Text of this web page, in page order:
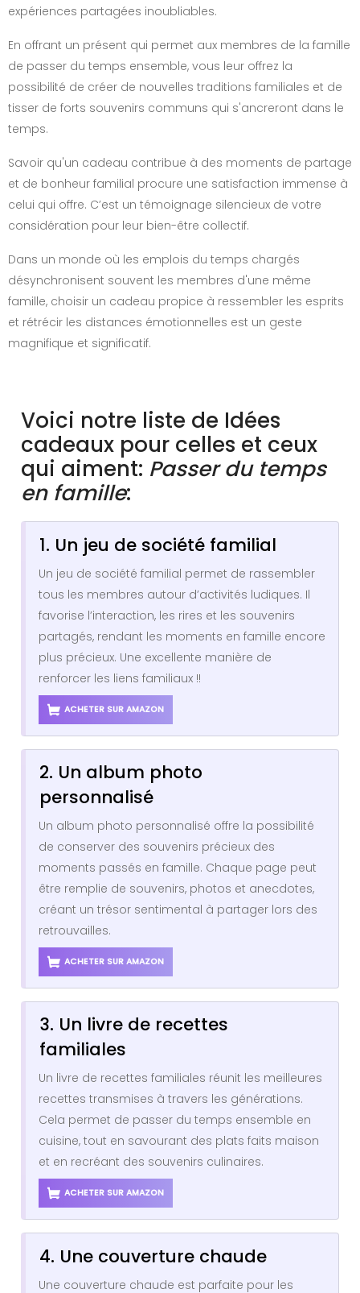
expériences partagées inoubliables.
En offrant un présent qui permet aux membres de la famille
de passer du temps ensemble, vous leur offrez la
possibilité de créer de nouvelles traditions familiales et de
tisser de forts souvenirs communs qui s'ancreront dans le
temps.
Savoir qu'un cadeau contribue à des moments de partage
et de bonheur familial procure une satisfaction immense à
celui qui offre. C’est un témoignage silencieux de votre
considération pour leur bien-être collectif.
Dans un monde où les emplois du temps chargés
désynchronisent souvent les membres d'une même
famille, choisir un cadeau propice à ressembler les esprits
et rétrécir les distances émotionnelles est un geste
magnifique et significatif.
Voici notre liste de Idées
cadeaux pour celles et ceux
qui aiment: Passer du temps
en famille:
1. Un jeu de société familial
Un jeu de société familial permet de rassembler
tous les membres autour d’activités ludiques. Il
favorise l’interaction, les rires et les souvenirs
partagés, rendant les moments en famille encore
plus précieux. Une excellente manière de
renforcer les liens familiaux !!
ACHETER SUR AMAZON
2. Un album photo
personnalisé
Un album photo personnalisé offre la possibilité
de conserver des souvenirs précieux des
moments passés en famille. Chaque page peut
être remplie de souvenirs, photos et anecdotes,
créant un trésor sentimental à partager lors des
retrouvailles.
ACHETER SUR AMAZON
3. Un livre de recettes
familiales
Un livre de recettes familiales réunit les meilleures
recettes transmises à travers les générations.
Cela permet de passer du temps ensemble en
cuisine, tout en savourant des plats faits maison
et en recréant des souvenirs culinaires.
ACHETER SUR AMAZON
4. Une couverture chaude
Une couverture chaude est parfaite pour les